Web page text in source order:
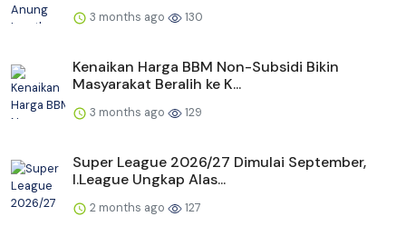
3 months ago 130
Kenaikan Harga BBM Non-Subsidi Bikin
Masyarakat Beralih ke K...
3 months ago 129
Super League 2026/27 Dimulai September,
I.League Ungkap Alas...
2 months ago 127